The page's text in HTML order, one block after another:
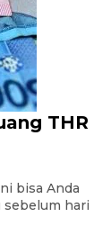
THR
bisa Anda
hari